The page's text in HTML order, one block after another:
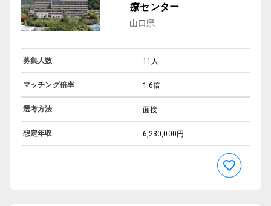
療センター
山口県
募集人数 11人
マッチング倍率 1.6倍
選考方法 面接
想定年収 6,230,000円